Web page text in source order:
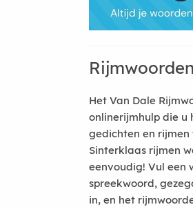
Het Van Dale
onlinerijmhulp die u
gedichten en rijmen
Sinterklaas rijmen
eenvoudig! Vul een
spreekwoord,
in, en het